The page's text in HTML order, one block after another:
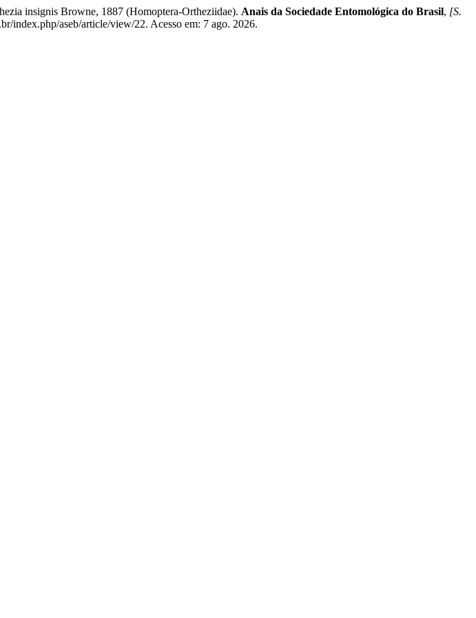
insignis Browne, 1887 (Homoptera-Ortheziidae). Anais da Sociedade Entomológica do Brasil, [S.
index.php/aseb/article/view/22. Acesso em: 7 ago. 2026.